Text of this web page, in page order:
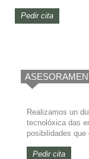
Pedir cita
Realizamos un
tecnolóxica das
posibilidades
Pedir cita